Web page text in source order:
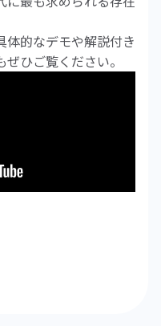
体的なデモや解説付き
ひご覧ください。